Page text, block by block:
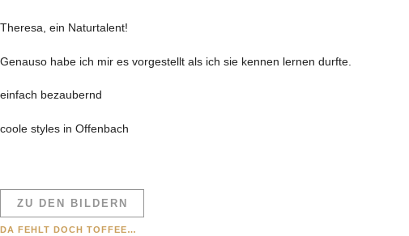
Theresa, ein Naturtalent!
Genauso habe ich mir es vorgestellt als ich sie kennen lernen durfte.
einfach bezaubernd
coole styles in Offenbach
ZU DEN BILDERN
DA FEHLT DOCH TOFFEE…